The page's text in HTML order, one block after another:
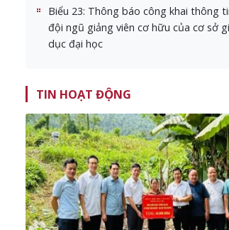
Biểu 23: Thông báo công khai thông
đội ngũ giảng viên cơ hữu của cơ sở
dục đại học
TIN HOẠT ĐỘNG